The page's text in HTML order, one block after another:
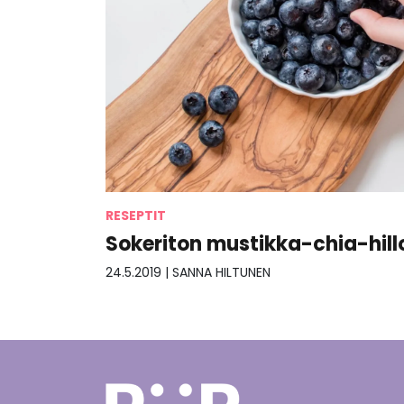
RESEPTIT
Sokeriton mustikka-chia-
24.5.2019 | SANNA HILTUNEN